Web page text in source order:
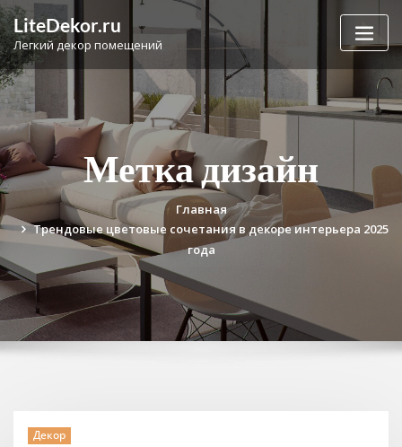
Перейти
к
содержимому
LiteDekor.ru
Легкий декор помещений
Метка дизайн
Главная
Трендовые цветовые сочетания в декоре интерьера 2025
года
Декор